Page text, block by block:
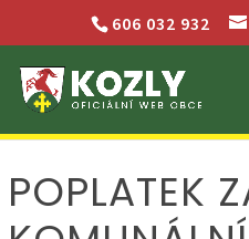
606 032 932
POPLATEK